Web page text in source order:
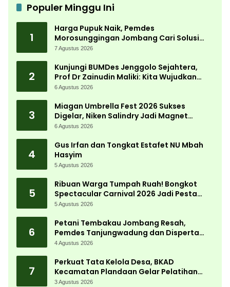
Populer Minggu Ini
1
Harga Pupuk Naik, Pemdes
Morosunggingan Jombang Cari Solusi
Lewat Kajian Akademik
7 Agustus 2026
2
Kunjungi BUMDes Jenggolo Sejahtera,
Prof Dr Zainudin Maliki: Kita Wujudkan
Kemandirian Ekonomi dengan Potensi
6 Agustus 2026
3
Miagan Umbrella Fest 2026 Sukses
Digelar, Niken Salindry Jadi Magnet
Ribuan Pengunjung
6 Agustus 2026
4
Gus Irfan dan Tongkat Estafet NU Mbah
Hasyim
5 Agustus 2026
5
Ribuan Warga Tumpah Ruah! Bongkot
Spectacular Carnival 2026 Jadi Pesta
Kemerdekaan Terbesar di Peterongan
5 Agustus 2026
6
Petani Tembakau Jombang Resah,
Pemdes Tanjungwadung dan Disperta
Bergerak Cepat
4 Agustus 2026
7
Perkuat Tata Kelola Desa, BKAD
Kecamatan Plandaan Gelar Pelatihan
Aparatur Pemdes
3 Agustus 2026